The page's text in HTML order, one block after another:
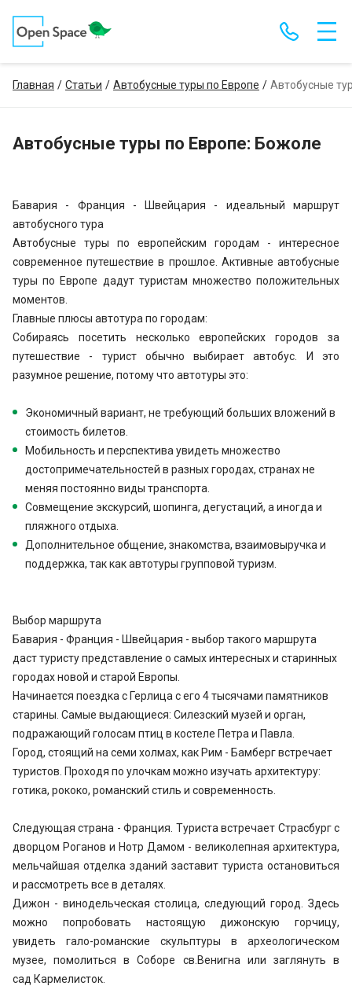
Главная Статьи Автобусные туры по Европе Автобусные
Автобусные туры по Европе: Божоле
Бавария - Франция - Швейцария - идеальный маршрут
автобусного тура
Автобусные туры по европейским городам - интересное
современное путешествие в прошлое. Активные автобусные
туры по Европе дадут туристам множество положительных
моментов.
Главные плюсы автотура по городам:
Собираясь посетить несколько европейских городов за
путешествие - турист обычно выбирает автобус. И это
разумное решение, потому что автотуры это:
Экономичный вариант, не требующий больших вложений в
стоимость билетов.
Мобильность и перспектива увидеть множество
достопримечательностей в разных городах, странах не
меняя постоянно виды транспорта.
Совмещение экскурсий, шопинга, дегустаций, а иногда и
пляжного отдыха.
Дополнительное общение, знакомства, взаимовыручка и
поддержка, так как автотуры групповой туризм.
Выбор маршрута
Бавария - Франция - Швейцария - выбор такого маршрута
даст туристу представление о самых интересных и старинных
городах новой и старой Европы.
Начинается поездка с Герлица с его 4 тысячами памятников
старины. Самые выдающиеся: Силезский музей и орган,
подражающий голосам птиц в костеле Петра и Павла.
Город, стоящий на семи холмах, как Рим - Бамберг встречает
туристов. Проходя по улочкам можно изучать архитектуру:
готика, рококо, романский стиль и современность.
Следующая страна - Франция. Туриста встречает Страсбург с
дворцом Роганов и Нотр Дамом - великолепная архитектура,
мельчайшая отделка зданий заставит туриста остановиться
и рассмотреть все в деталях.
Дижон - винодельческая столица, следующий город. Здесь
можно попробовать настоящую дижонскую горчицу,
увидеть гало-романские скульптуры в археологическом
музее, помолиться в Соборе св.Венигна или заглянуть в
сад Кармелисток.